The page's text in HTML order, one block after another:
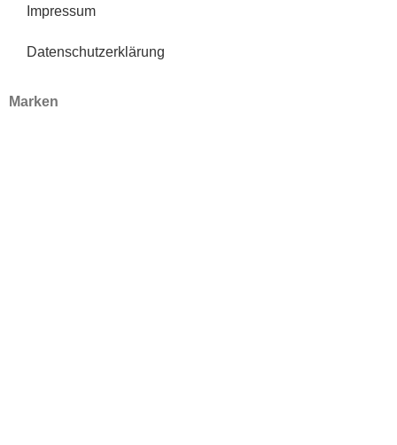
Impressum
Datenschutzerklärung
Marken